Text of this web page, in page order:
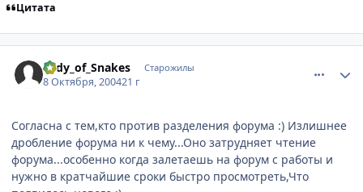
Цитата
Lady_of_Snakes Старожилы
8 Октября, 200421 г
Согласна с тем,кто против разделения форума :) Излишнее
дробление форума ни к чему...Оно затрудняет чтение
форума...особенно когда залетаешь на форум с работы и
нужно в кратчайшие сроки быстро просмотреть,Что